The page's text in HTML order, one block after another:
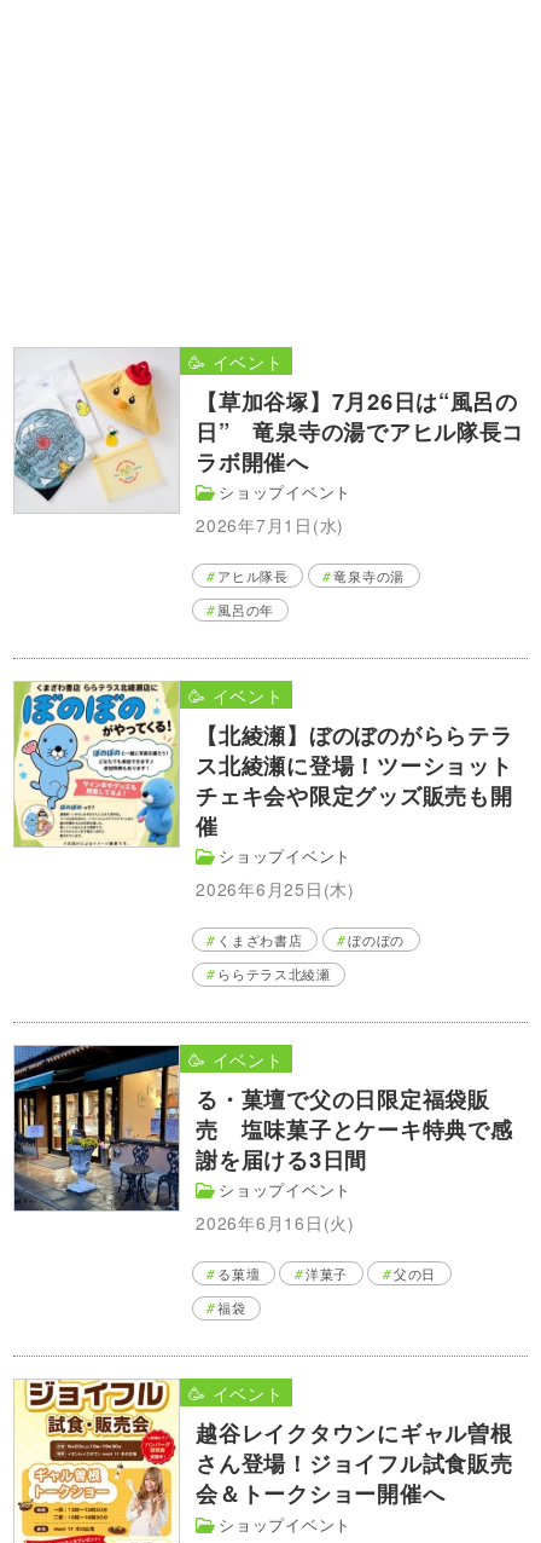
【草加谷塚】7月26日は“風呂の
日” 竜泉寺の湯でアヒル隊長コ
ラボ開催へ
ショップイベント
2026年7月1日(水)
🥳 イベント
アヒル隊長
竜泉寺の湯
風呂の年
【北綾瀬】ぼのぼのがららテラ
ス北綾瀬に登場！ツーショット
チェキ会や限定グッズ販売も開
催
ショップイベント
2026年6月25日(木)
🥳 イベント
くまざわ書店
ぼのぼの
ららテラス北綾瀬
る・菓壇で父の日限定福袋販
売 塩味菓子とケーキ特典で感
謝を届ける3日間
ショップイベント
2026年6月16日(火)
🥳 イベント
る菓壇 洋菓子
父の日
福袋
越谷レイクタウンにギャル曽根
さん登場！ジョイフル試食販売
会＆トークショー開催へ
ショップイベント
🥳 イベント